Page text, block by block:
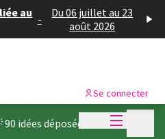
au -
Du 06 juillet au 23
août 2026
Menu
Se connecter
90 idées déposées